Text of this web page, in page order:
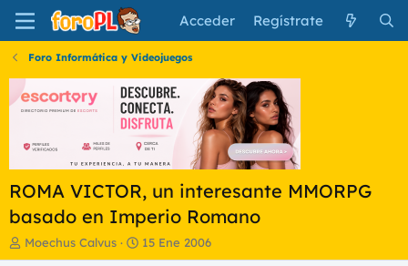
Acceder Regístrate
Foro Informática y Videojuegos
ROMA VICTOR, un interesante MMORPG
basado en Imperio Romano
I
n
Moechus Calvus
F
e
15 Ene 2006